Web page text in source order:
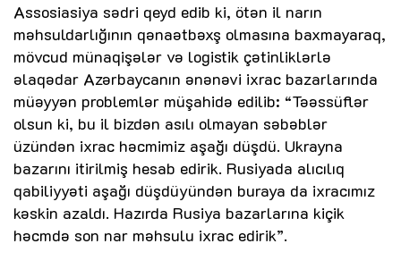
Assosiasiya sədri qeyd edib ki, ötən il narın
məhsuldarlığının qənaətbəxş olmasına baxmayaraq,
mövcud münaqişələr və logistik çətinliklərlə
əlaqədar Azərbaycanın ənənəvi ixrac bazarlarında
müəyyən problemlər müşahidə edilib: “Təəssüflər
olsun ki, bu il bizdən asılı olmayan səbəblər
üzündən ixrac həcmimiz aşağı düşdü. Ukrayna
bazarını itirilmiş hesab edirik. Rusiyada alıcılıq
qabiliyyəti aşağı düşdüyündən buraya da ixracımız
kəskin azaldı. Hazırda Rusiya bazarlarına kiçik
həcmdə son nar məhsulu ixrac edirik”.